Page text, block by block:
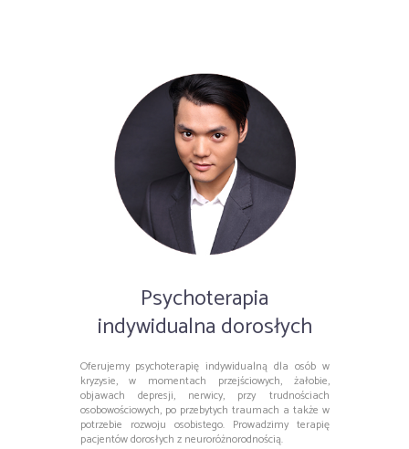
Psychoterapia
indywidualna dorosłych
Oferujemy psychoterapię indywidualną dla osób w
kryzysie, w momentach przejściowych, żałobie,
objawach depresji, nerwicy, przy trudnościach
osobowościowych, po przebytych traumach a także w
potrzebie rozwoju osobistego. Prowadzimy terapię
pacjentów dorosłych z neuroróżnorodnością.